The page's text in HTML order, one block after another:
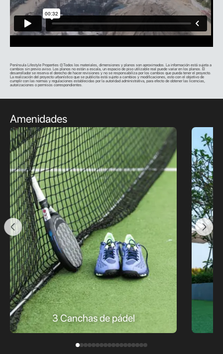
Península Lifestyle Properties ©Todos los materiales, dimensiones y planos son aproximados. La información está sujeta a
cambios sin previo aviso. Los planos no están a escala, un espacio de piso utilizable real puede variar en los planos. El
desarrollador se reserva el derecho de hacer revisiones y no se responsabiliza por los cambios que pueda tener el proyecto.
La realización del proyecto urbanístico que se publicita está sujeto a cambios y modificaciones, esto con el objetivo de
cumplir con las normas y regulaciones establecidas por la autoridad administrativa, para efecto de obtener las licencias,
autorizaciones o permisos correspondientes.
Amenidades
3 Canchas de pádel